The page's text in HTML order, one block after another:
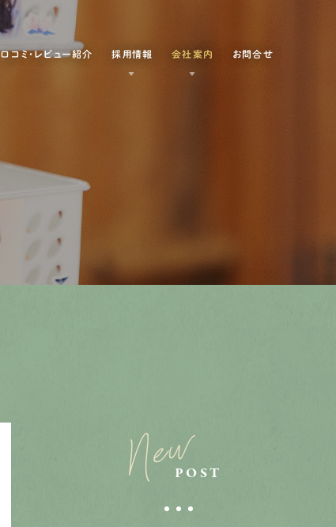
口コミ・レビュー紹介 採用情報 会社案内 お問合せ
NewPOST